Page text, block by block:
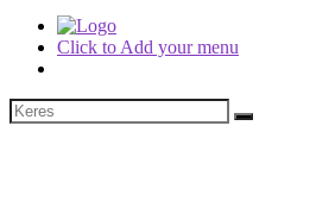
Click to Add your menu